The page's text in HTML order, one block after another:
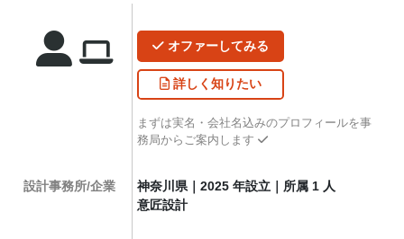
オファーしてみる
詳しく知りたい
まずは実名・会社名込みのプロフィールを事
務局からご案内します
設計事務所/企業
神奈川県｜2025 年設立｜所属 1 人
意匠設計